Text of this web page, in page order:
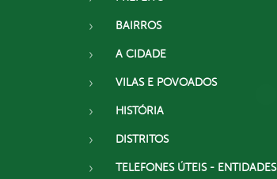
BAIRROS
A CIDADE
VILAS E POVOADOS
HISTÓRIA
DISTRITOS
TELEFONES ÚTEIS - ENTIDADES